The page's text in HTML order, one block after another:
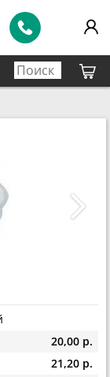
20,00 р.
21,20 р.